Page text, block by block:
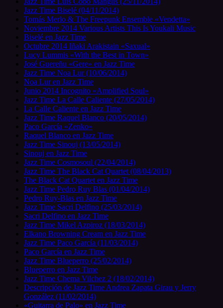
Jazz Time Biselé (04/11/2014)
Tomás Merlo & The Freepunk Ensemble «Vendetta»
Noviembre 2014 Various Artists This Is Youkali Music
Biselé en Jazz Time
Octubre 2014 Iñaki Arakistain «Saxual»
Lucy Lummis «With the Best in Town»
José Guereñu «Gere» en Jazz Time
Jazz Time Noa Lur (10/06/2014)
Noa Lur en Jazz Time
Junio 2014 Incognito «Amplified Soul»
Jazz Time La Calle Caliente (27/05/2014)
La Calle Caliente en Jazz Time
Jazz Time Raquel Blanco (20/05/2014)
Paco García «Zenko»
Raquel Blanco en Jazz Time
Jazz Time Sinouj (13/05/2014)
Sinouj en Jazz Time
Jazz Time Cosmosoul (22/04/2014)
Jazz Time The Black Cat Quartet (08/04/2013)
The Black Cat Quartet en Jazz Time
Jazz Time Pedro Ruy Blas (01/04/2014)
Pedro Ruy-Blas en Jazz Time
Jazz Time Sacri Delfino (25/03/2014)
Sacri Delfino en Jazz Time
Jazz Time Mikel Azpiroz (18/03/2014)
Elkano Browning Cream en Jazz Time
Jazz Time Paco García (11/03/2014)
Paco García en Jazz Time
Jazz Time Blueperro (25/02/2014)
Blueperro en Jazz Time
Jazz Time Chema Vilchez 2 (18/02/2014)
Descripción de Jazz Time Andrea Zapata Girau y Jerry
González (11/02/2014)
«Guitarra de Palo» en Jazz Time